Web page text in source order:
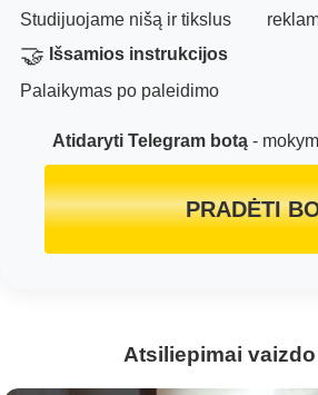
Studijuojame nišą ir tikslus
🤝 Išsamios instrukcijos
Palaikymas po paleidimo
Atidaryti Telegram botą-
PRADĖTI
Atsiliepimai